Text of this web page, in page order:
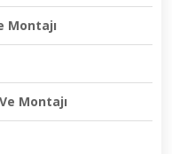
Montajı
Montajı